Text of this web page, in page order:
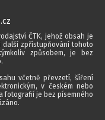
ČTK, jehož obsah je
další zpřístupňování tohoto
způsobem, je bez
včetně převzetí, šíření
v českém nebo
fotografií je bez písemného